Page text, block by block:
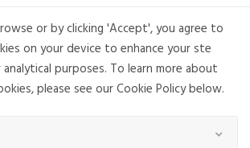
습니다.
or by clicking 'Accept', you agree to
on your device to enhance your ste
purposes. To learn more about
please see our Cookie Policy below.